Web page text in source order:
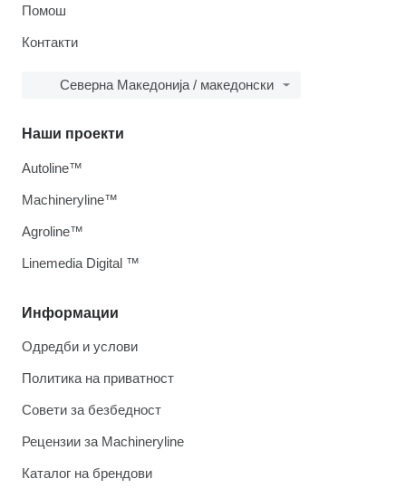
Помош
Контакти
Северна Македонија / македонски
Информации
Одредби и услови
Политика на приватност
Совети за безбедност
Рецензии за Machineryline
Каталог на брендови
Наши проекти
Autoline™
Machineryline™
Agroline™
Linemedia Digital ™